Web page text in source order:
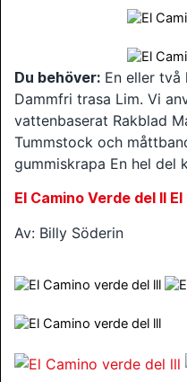
Du behöver: En eller två
Dammfri trasa Lim. Vi
vattenbaserat Rakblad
Tummstock och
gummiskrapa En hel del
El Camino Verde del ll
Av: Billy Söderin